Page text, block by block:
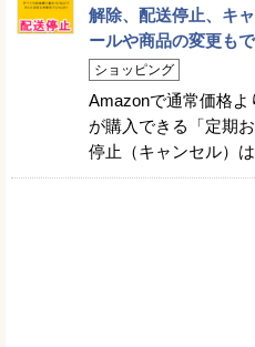
解除、配送停止、キ
ールや商品の変更も
ショッピング
Amazonで通常価格
が購入できる「定期
停止（キャンセル）